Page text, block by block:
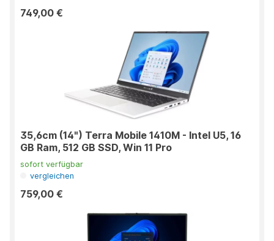
749,00 €
35,6cm (14") Terra Mobile 1410M - Intel U5, 16
GB Ram, 512 GB SSD, Win 11 Pro
sofort verfügbar
vergleichen
759,00 €